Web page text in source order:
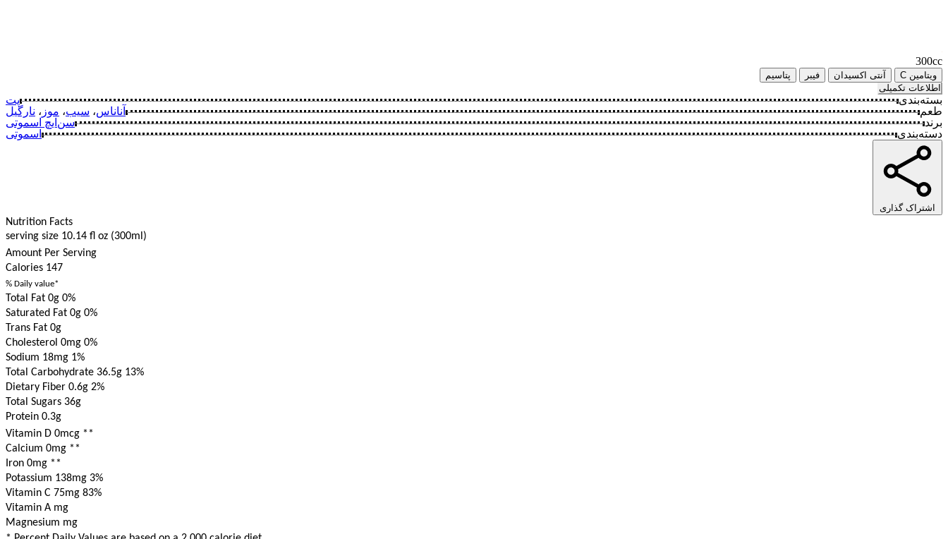
300cc
ویتامین C آنتی اکسیدان فیبر
پتاسیم
اطلاعات تکمیلی
بسته‌بندی
پت
طعم
آناناس، سیب، موز ، نارگیل
برند
سن‌ایچ اسموتی
دسته‌بندی
اسموتی
اشتراک گذاری
Nutrition Facts
serving size 10.14 fl oz (300ml)
Amount Per Serving
Calories 147
% Daily value*
Total Fat 0g 0%
Saturated Fat 0g 0%
Trans Fat 0g
Cholesterol 0mg 0%
Sodium 18mg 1%
Total Carbohydrate 36.5g 13%
Dietary Fiber 0.6g 2%
Total Sugars 36g
Protein 0.3g
Vitamin D 0mcg **
Calcium 0mg **
Iron 0mg **
Potassium 138mg 3%
Vitamin C 75mg 83%
Vitamin A mg
Magnesium mg